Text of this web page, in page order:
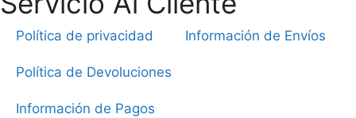
Política de privacidad Información de Envíos
Política de Devoluciones
Información de Pagos